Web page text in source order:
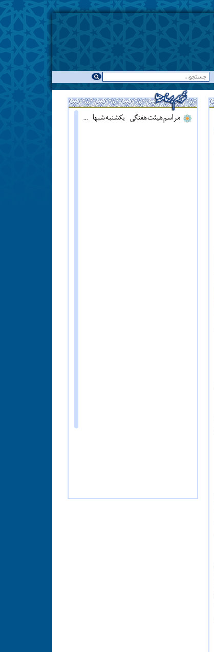
مراسم هیئت هفتگی - یکشنبه شبها - همزمان با نماز مغرب ::: قرائت دعای آل یاسین - پنج شنبه ها قبل از اذان مغرب ::: همه روزه نماز جماعت مغرب و عشاء برگزار میشود